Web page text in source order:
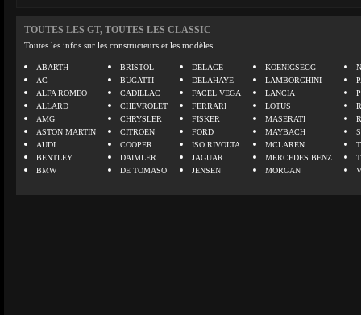
TOUTES LES GT, TOUTES LES CLASSIC
Toutes les infos sur les constructeurs et les modèles.
ABARTH
AC
ALFA ROMEO
ALLARD
AMG
ASTON MARTIN
AUDI
BENTLEY
BMW
BRISTOL
BUGATTI
CADILLAC
CHEVROLET
CHRYSLER
CITROEN
COOPER
DAIMLER
DE TOMASO
DELAGE
DELAHAYE
FACEL VEGA
FERRARI
FISKER
FORD
ISO RIVOLTA
JAGUAR
JENSEN
KOENIGSEGG
LAMBORGHINI
LANCIA
LOTUS
MASERATI
MAYBACH
MCLAREN
MERCEDES BENZ
MORGAN